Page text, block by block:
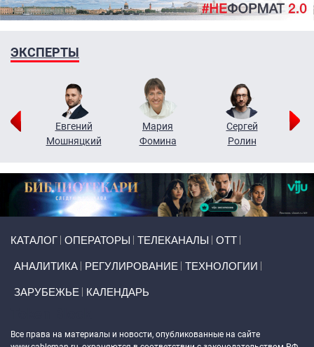
ЭКСПЕРТЫ
Евгений
Мошняцкий
Мария
Фомина
Сергей
Ролин
КАТАЛОГ ОПЕРАТОРЫ ТЕЛЕКАНАЛЫ ОТТ
АНАЛИТИКА РЕГУЛИРОВАНИЕ ТЕХНОЛОГИИ
ЗАРУБЕЖЬЕ КАЛЕНДАРЬ
Все права на материалы и новости, опубликованные на сайте